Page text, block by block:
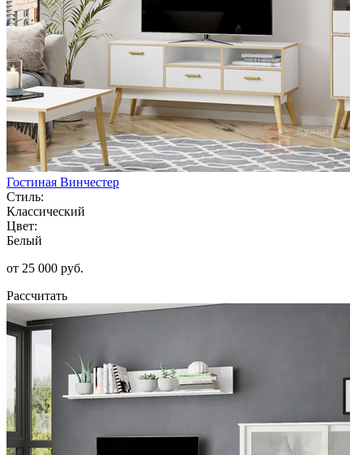
Гостиная Винчестер
Стиль:
Классический
Цвет:
Белый
от 25 000 руб.
Рассчитать